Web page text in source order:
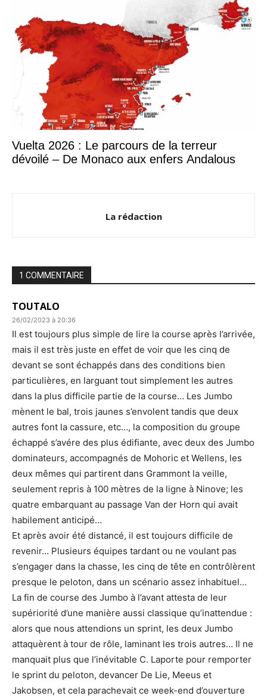
Vuelta 2026 : Le parcours de la terreur
dévoilé – De Monaco aux enfers Andalous
La rédaction
1 COMMENTAIRE
TOUTALO
26/02/2023 à 20:36
Il est toujours plus simple de lire la course après l’arrivée,
mais il est très juste en effet de voir que les cinq de
devant se sont échappés dans des conditions bien
particulières, en larguant tout simplement les autres
dans la plus difficile partie de la course… Les Jumbo
mènent le bal, trois jaunes s’envolent tandis que deux
autres font la cassure, etc…, la composition du groupe
échappé s’avére des plus édifiante, avec deux des Jumbo
dominateurs, accompagnés de Mohoric et Wellens, les
deux mêmes qui partirent dans Grammont la veille,
seulement repris à 100 mètres de la ligne à Ninove; les
quatre embarquant au passage Van der Horn qui avait
habilement anticipé…
Et après avoir été distancé, il est toujours difficile de
revenir… Plusieurs équipes tardant ou ne voulant pas
s’engager dans la chasse, les cinq de tête en contrôlèrent
presque le peloton, dans un scénario assez inhabituel…
La fin de course des Jumbo à l’avant attesta de leur
supériorité d’une manière aussi classique qu’inattendue :
alors que nous attendions un sprint, les deux Jumbo
attaquèrent à tour de rôle, laminant les trois autres… Il ne
manquait plus que l’inévitable C. Laporte pour remporter
le sprint du peloton, devancer De Lie, Meeus et
Jakobsen, et cela parachevait ce week-end d’ouverture